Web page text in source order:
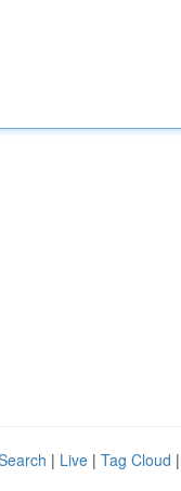
| Live | Tag Cloud |